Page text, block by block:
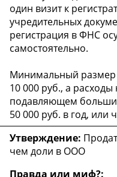
один визит к
учредительных
регистрация в ФНС
самостоятельно.
Минимальный размер
10 000 руб., а
подавляющем
50 000 руб. в год, или
чем доли в ООО